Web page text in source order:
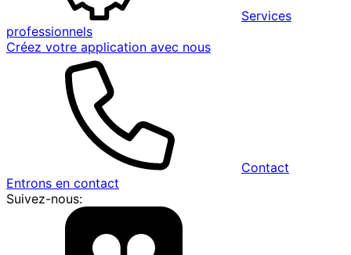
Services
professionnels
Créez votre application avec nous
Contact
Entrons en contact
Suivez-nous: